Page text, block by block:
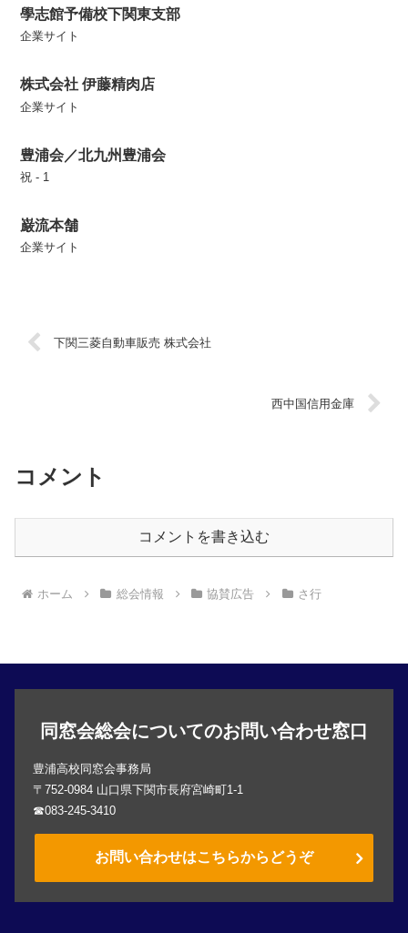
學志館予備校下関東支部
企業サイト
株式会社 伊藤精肉店
企業サイト
豊浦会／北九州豊浦会
祝 - 1
巌流本舗
企業サイト
下関三菱自動車販売 株式会社
西中国信用金庫
コメント
コメントを書き込む
ホーム 総会情報 協賛広告 さ行
同窓会総会についてのお問い合わせ窓口
豊浦高校同窓会事務局
〒752-0984 山口県下関市長府宮崎町1-1
☎083-245-3410
お問い合わせはこちらからどうぞ